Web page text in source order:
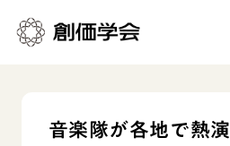
音楽隊が各地で熱演